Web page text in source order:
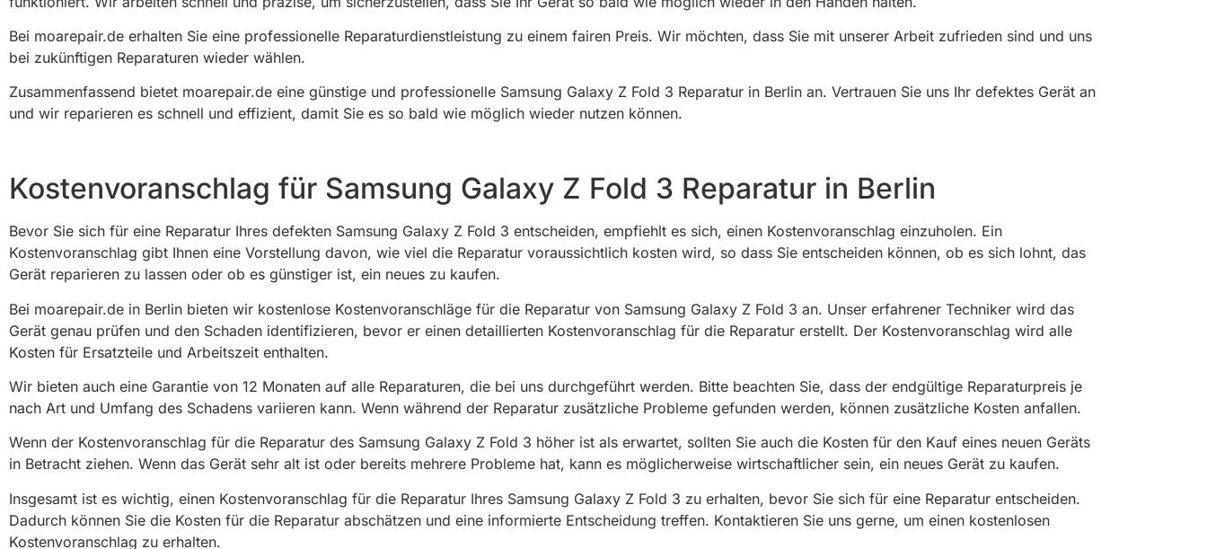
Bei moarepair.de erhalten Sie eine professionelle Reparaturdienstleistung zu einem fairen Preis. Wir möchten, dass Sie mit unserer Arbeit zufrieden sind und uns
bei zukünftigen Reparaturen wieder wählen.
Zusammenfassend bietet moarepair.de eine günstige und professionelle Samsung Galaxy Z Fold 3 Reparatur in Berlin an. Vertrauen Sie uns Ihr defektes Gerät an
und wir reparieren es schnell und effizient, damit Sie es so bald wie möglich wieder nutzen können.
Kostenvoranschlag für Samsung Galaxy Z Fold 3 Reparatur in Berlin
Bevor Sie sich für eine Reparatur Ihres defekten Samsung Galaxy Z Fold 3 entscheiden, empfiehlt es sich, einen Kostenvoranschlag einzuholen. Ein
Kostenvoranschlag gibt Ihnen eine Vorstellung davon, wie viel die Reparatur voraussichtlich kosten wird, so dass Sie entscheiden können, ob es sich lohnt, das
Gerät reparieren zu lassen oder ob es günstiger ist, ein neues zu kaufen.
Bei moarepair.de in Berlin bieten wir kostenlose Kostenvoranschläge für die Reparatur von Samsung Galaxy Z Fold 3 an. Unser erfahrener Techniker wird das
Gerät genau prüfen und den Schaden identifizieren, bevor er einen detaillierten Kostenvoranschlag für die Reparatur erstellt. Der Kostenvoranschlag wird alle
Kosten für Ersatzteile und Arbeitszeit enthalten.
Wir bieten auch eine Garantie von 12 Monaten auf alle Reparaturen, die bei uns durchgeführt werden. Bitte beachten Sie, dass der endgültige Reparaturpreis je
nach Art und Umfang des Schadens variieren kann. Wenn während der Reparatur zusätzliche Probleme gefunden werden, können zusätzliche Kosten anfallen.
Wenn der Kostenvoranschlag für die Reparatur des Samsung Galaxy Z Fold 3 höher ist als erwartet, sollten Sie auch die Kosten für den Kauf eines neuen Geräts
in Betracht ziehen. Wenn das Gerät sehr alt ist oder bereits mehrere Probleme hat, kann es möglicherweise wirtschaftlicher sein, ein neues Gerät zu kaufen.
Insgesamt ist es wichtig, einen Kostenvoranschlag für die Reparatur Ihres Samsung Galaxy Z Fold 3 zu erhalten, bevor Sie sich für eine Reparatur entscheiden.
Dadurch können Sie die Kosten für die Reparatur abschätzen und eine informierte Entscheidung treffen. Kontaktieren Sie uns gerne, um einen kostenlosen
Kostenvoranschlag zu erhalten.